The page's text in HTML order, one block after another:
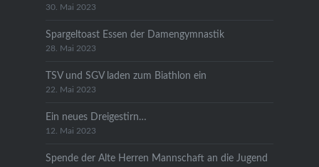
30. Mai 2023
Spargeltoast Essen der Damengymnastik
28. Mai 2023
TSV und SGV laden zum Biathlon ein
22. Mai 2023
Ein neues Dreigestirn…
12. Mai 2023
Spende der Alte Herren Mannschaft an die Jugend